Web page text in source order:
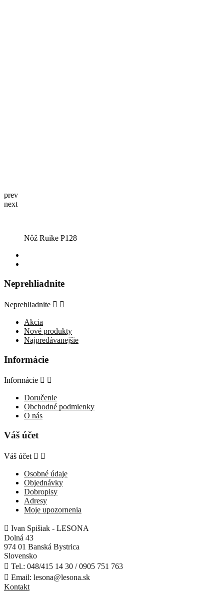
prev
next
Nôž Ruike P128
Neprehliadnite
Neprehliadnite  
Akcia
Nové produkty
Najpredávanejšie
Informácie
Informácie  
Doručenie
Obchodné podmienky
O nás
Váš účet
Váš účet  
Osobné údaje
Objednávky
Dobropisy
Adresy
Moje upozornenia
 Ivan Spišiak - LESONA
Dolná 43
974 01 Banská Bystrica
Slovensko
 Tel.: 048/415 14 30 / 0905 751 763
 Email: lesona@lesona.sk
Kontakt